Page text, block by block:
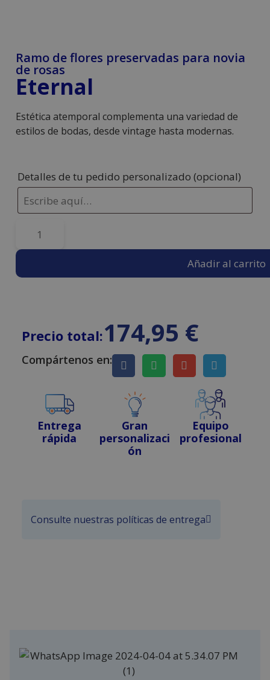
Ramo de flores preservadas para novia
de rosas
Eternal
Estética atemporal complementa una variedad de
estilos de bodas, desde vintage hasta modernas.
Detalles de tu pedido personalizado (opcional)
Añadir al carrito
Precio total:174,95 €
Compártenos en:
Entrega
rápida
Gran
personalizaci
ón
Equipo
profesional
Consulte nuestras políticas de entrega